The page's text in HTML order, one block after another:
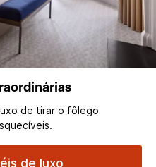
de tirar o fôlego
de luxo